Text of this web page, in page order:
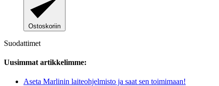
Ostoskoriin
Suodattimet
Uusimmat artikkelimme:
Aseta Marlinin laiteohjelmisto ja saat sen toimimaan!